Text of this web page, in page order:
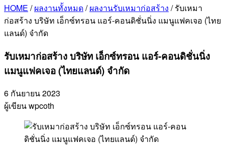
HOME / ผลงานทั้งหมด/ ผลงานรับเหมาก่อสร้าง /รับเหมา
ก่อสร้าง บริษัท เอ็กซ์ทรอน แอร์-คอนดิชั่นนิ่ง แมนูแฟคเจอ (ไทย
แลนด์) จำกัด
รับเหมาก่อสร้าง บริษัท เอ็กซ์ทรอน แอร์-คอนดิชั่นนิ่ง
แมนูแฟคเจอ (ไทยแลนด์) จำกัด
6 กันยายน 2023
ผู้เขียน wpcoth